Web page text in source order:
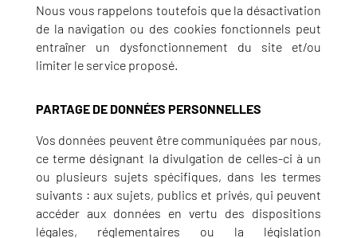
Nous vous rappelons toutefois que la désactivation
de la navigation ou des cookies fonctionnels peut
entraîner un dysfonctionnement du site et/ou
limiter le service proposé.
PARTAGE DE DONNÉES PERSONNELLES
Vos données peuvent être communiquées par nous,
ce terme désignant la divulgation de celles-ci à un
ou plusieurs sujets spécifiques, dans les termes
suivants : aux sujets, publics et privés, qui peuvent
accéder aux données en vertu des dispositions
légales, réglementaires ou la législation